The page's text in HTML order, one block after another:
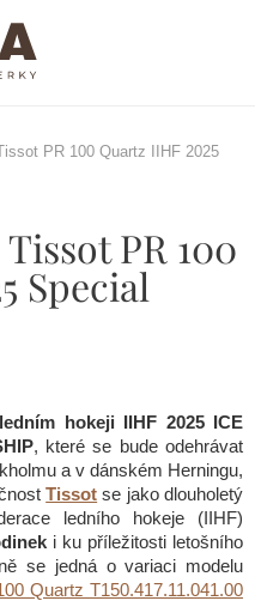
PR 100 Quartz IIHF 2025
PR 100
Special
hokeji IIHF 2025 ICE
, které se bude odehrávat
a v dánském Herningu,
Tissot se jako dlouholetý
ledního hokeje (IIHF)
i ku příležitosti letošního
se jedná o variaci modelu
Quartz T150.417.11.041.00